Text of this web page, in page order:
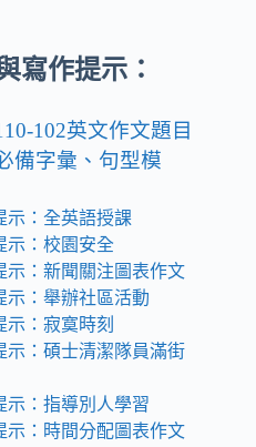
寫作提示：
102英文作文題目
備字彙、句型模
示：全英語授課
示：校園安全
示：新聞關注圖表作文
示：舉辦社區活動
示：寂寞時刻
示：碩士清潔隊員滿街
示：指導別人學習
示：時間分配圖表作文